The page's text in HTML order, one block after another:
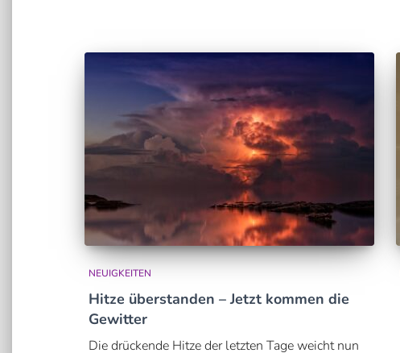
NEUIGKEITEN
Hitze überstanden – Jetzt kommen die
Gewitter
Die drückende Hitze der letzten Tage weicht nun